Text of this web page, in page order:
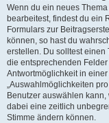
Wenn du ein neues
bearbeitest, findest du ein
Formulars zur
können, so hast du
erstellen. Du solltest einen
die entsprechenden
Antwortmöglichkeit in
„Auswahlmöglichkeiten
Benutzer auswählen
dabei eine zeitlich
Stimme ändern können.